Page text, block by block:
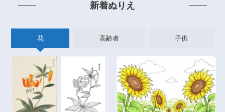
新着ぬりえ
花 高齢者 子供